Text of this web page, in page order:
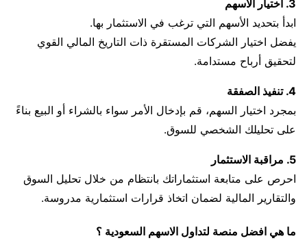
3. اختيار الأسهم
ابدأ بتحديد الأسهم التي ترغب في الاستثمار بها.
يفضل اختيار الشركات المستقرة ذات التاريخ المالي القوي
لتحقيق أرباح مستدامة.
4. تنفيذ الصفقة
بمجرد اختيار السهم، قم بإدخال الأمر سواء بالشراء أو البيع بناءً
على تحليلك الشخصي للسوق.
5. مراقبة الاستثمار
احرص على متابعة استثماراتك بانتظام من خلال تحليل السوق
والتقارير المالية لضمان اتخاذ قرارات استثمارية مدروسة.
ما هي افضل منصة لتداول الاسهم السعودية ؟